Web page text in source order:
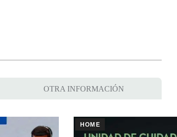
OTRA INFORMACIÓN
HOME